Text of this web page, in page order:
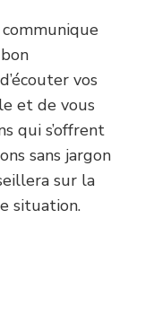
vos
et de vous
qui s’offrent
sans jargon
sur la
situation.